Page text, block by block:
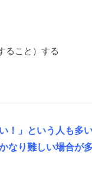
ること）する
！」という人も多
なり難しい場合が